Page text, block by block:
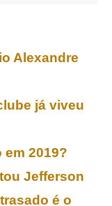
Alexandre
já viveu
2019?
Jefferson
é o